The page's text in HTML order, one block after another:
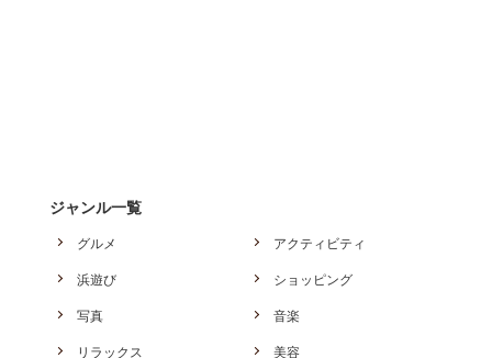
ジャンル一覧
グルメ アクティビティ
浜遊び ショッピング
写真 音楽
リラックス 美容